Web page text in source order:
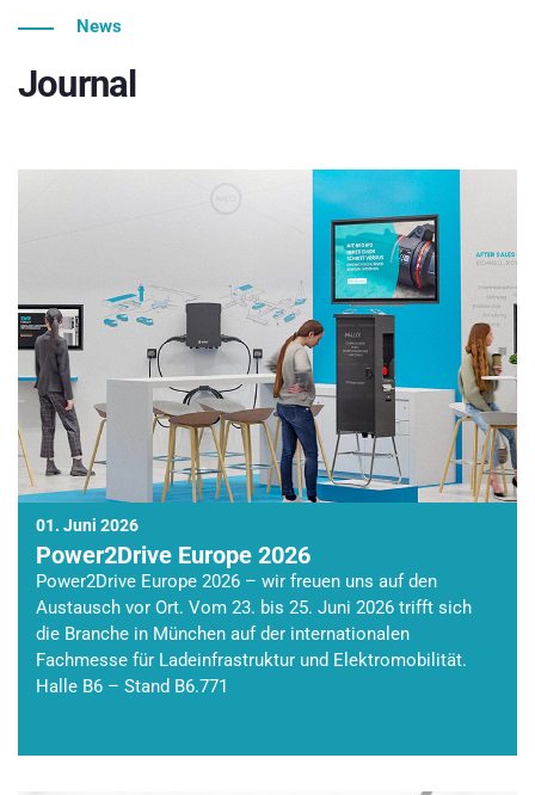
News
Journal
01. Juni 2026
Power2Drive Europe 2026
Power2Drive Europe 2026 – wir freuen uns auf den
Austausch vor Ort. Vom 23. bis 25. Juni 2026 trifft sich
die Branche in München auf der internationalen
Fachmesse für Ladeinfrastruktur und Elektromobilität.
Halle B6 – Stand B6.771